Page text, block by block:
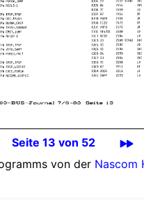
Seite 13 von 52
von der Nascom